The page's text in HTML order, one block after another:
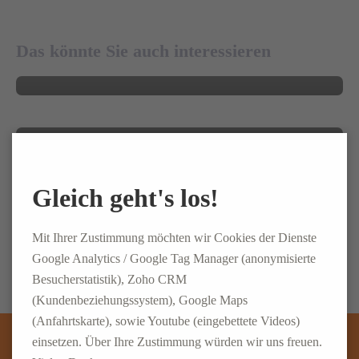
Das könnte Sie auch interessieren
Einblicke in die Abläufe am Standort
Koblenz
20. APRIL 2026
Nächster Schritt für mehr Energieeffizienz
26. MÄRZ 2026
Gleich geht's los!
Mit Ihrer Zustimmung möchten wir Cookies der Dienste
Google Analytics / Google Tag Manager (anonymisierte
Besucherstatistik), Zoho CRM
(Kundenbeziehungssystem), Google Maps
(Anfahrtskarte), sowie Youtube (eingebettete Videos)
einsetzen. Über Ihre Zustimmung würden wir uns freuen.